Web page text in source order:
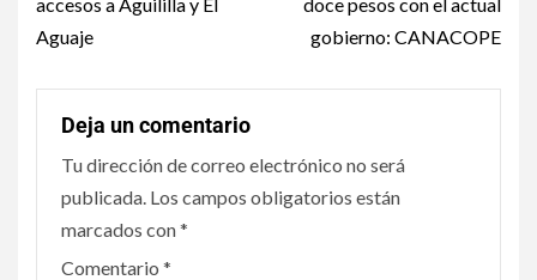
Aguaje
gobierno: CANACOPE
Deja un comentario
Tu dirección de correo electrónico no será
publicada. Los campos obligatorios están
marcados con*
Comentario *